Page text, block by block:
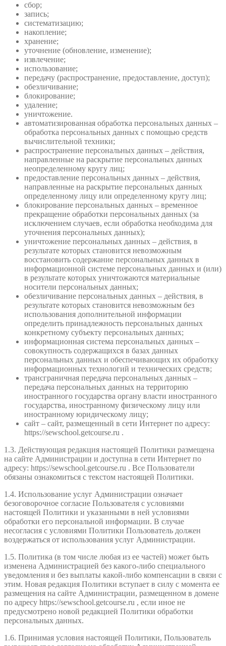
сбор;
запись;
систематизацию;
накопление;
хранение;
уточнение (обновление, изменение);
извлечение;
использование;
передачу (распространение, предоставление, доступ);
обезличивание;
блокирование;
удаление;
уничтожение.
автоматизированная обработка персональных данных –
обработка персональных данных с помощью средств
вычислительной техники;
распространение персональных данных – действия,
направленные на раскрытие персональных данных
неопределенному кругу лиц;
предоставление персональных данных – действия,
направленные на раскрытие персональных данных
определенному лицу или определенному кругу лиц;
блокирование персональных данных – временное
прекращение обработки персональных данных (за
исключением случаев, если обработка необходима для
уточнения персональных данных);
уничтожение персональных данных – действия, в
результате которых становится невозможным
восстановить содержание персональных данных в
информационной системе персональных данных и (или)
в результате которых уничтожаются материальные
носители персональных данных;
обезличивание персональных данных – действия, в
результате которых становится невозможным без
использования дополнительной информации
определить принадлежность персональных данных
конкретному субъекту персональных данных;
информационная система персональных данных –
совокупность содержащихся в базах данных
персональных данных и обеспечивающих их обработку
информационных технологий и технических средств;
трансграничная передача персональных данных –
передача персональных данных на территорию
иностранного государства органу власти иностранного
государства, иностранному физическому лицу или
иностранному юридическому лицу;
сайт – сайт, размещенный в сети Интернет по адресу:
https://sewschool.getcourse.ru .
1.3. Действующая редакция настоящей Политики размещена
на сайте Администрации и доступна в сети Интернет по
адресу: https://sewschool.getcourse.ru . Все Пользователи
обязаны ознакомиться с текстом настоящей Политики.
1.4. Использование услуг Администрации означает
безоговорочное согласие Пользователя с условиями
настоящей Политики и указанными в ней условиями
обработки его персональной информации. В случае
несогласия с условиями Политики Пользователь должен
воздержаться от использования услуг Администрации.
1.5. Политика (в том числе любая из ее частей) может быть
изменена Администрацией без какого-либо специального
уведомления и без выплаты какой-либо компенсации в связи с
этим. Новая редакция Политики вступает в силу с момента ее
размещения на сайте Администрации, размещенном в домене
по адресу https://sewschool.getcourse.ru , если иное не
предусмотрено новой редакцией Политики обработки
персональных данных.
1.6. Принимая условия настоящей Политики, Пользователь